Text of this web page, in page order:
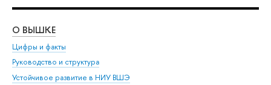
О ВЫШКЕ
Цифры и факты
Руководство и структура
Устойчивое развитие в НИУ ВШЭ